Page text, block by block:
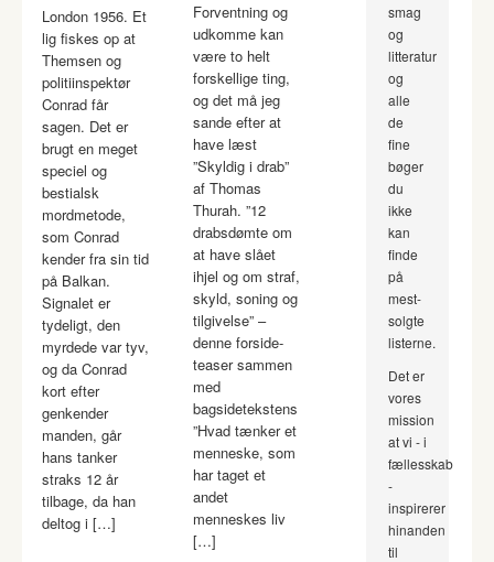
London 1956. Et
lig fiskes op at
Themsen og
politiinspektør
Conrad får
sagen. Det er
brugt en meget
speciel og
bestialsk
mordmetode,
som Conrad
kender fra sin tid
på Balkan.
Signalet er
tydeligt, den
myrdede var tyv,
og da Conrad
kort efter
genkender
manden, går
hans tanker
straks 12 år
tilbage, da han
deltog i […]
Forventning og
udkomme kan
være to helt
forskellige ting,
og det må jeg
sande efter at
have læst
”Skyldig i drab”
af Thomas
Thurah. ”12
drabsdømte om
at have slået
ihjel og om straf,
skyld, soning og
tilgivelse” –
denne forside-
teaser sammen
med
bagsidetekstens
”Hvad tænker et
menneske, som
har taget et
andet
menneskes liv
[…]
smag
og
litteratur
og
alle
de
fine
bøger
du
ikke
kan
finde
på
mest-
solgte
listerne.
Det er
vores
mission
at vi - i
fællesskab
-
inspirerer
hinanden
til